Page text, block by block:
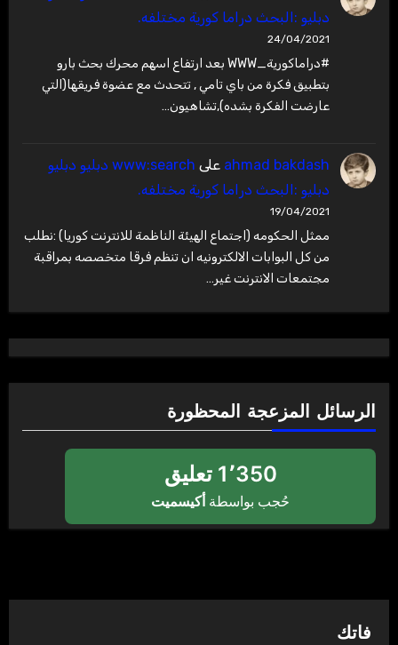
دبليو :البحث دراما كورية مختلفه.
24/04/2021
#دراماكورية_WWW بعد ارتفاع اسهم محرك بحث بارو
بتطبيق فكرة من باي تامي , تتحدث مع عضوة فريقها(التي
عارضت الفكرة بشده),تشاهيون…
ahmad bakdash على
www:search دبليو دبليو
دبليو :البحث دراما كورية مختلفه.
19/04/2021
ممثل الحكومه (اجتماع الهيئة الناظمة للانترنت كوريا) :نطلب
من كل البوابات الالكترونيه ان تنظم فرقا متخصصه بمراقبة
مجتمعات الانترنت غير…
الرسائل المزعجة المحظورة
1٬350 تعليق
حُجب بواسطة أكيسميت
فاتك